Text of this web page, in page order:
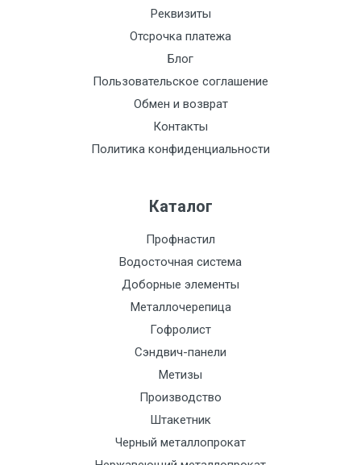
Реквизиты
Отсрочка платежа
Блог
Пользовательское соглашение
Обмен и возврат
Контакты
Политика конфиденциальности
Каталог
Профнастил
Водосточная система
Доборные элементы
Металлочерепица
Гофролист
Сэндвич-панели
Метизы
Производство
Штакетник
Черный металлопрокат